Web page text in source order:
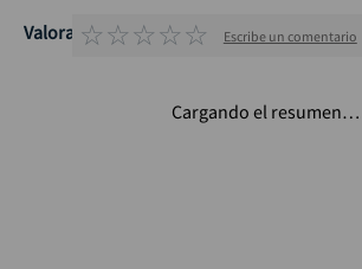
Valoraciones
☆☆☆☆☆ Escribe un comentario
Cargando el resumen…